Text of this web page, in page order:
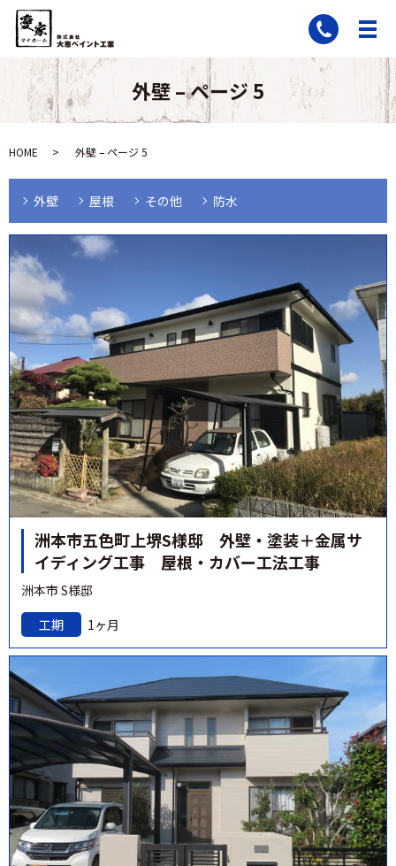
外壁 – ページ 5
HOME 外壁 – ページ 5
外壁 屋根 その他 防水
洲本市五色町上堺S様邸 外壁・塗装＋金属サ
イディング工事 屋根・カバー工法工事
洲本市 S様邸
工期
1ヶ月